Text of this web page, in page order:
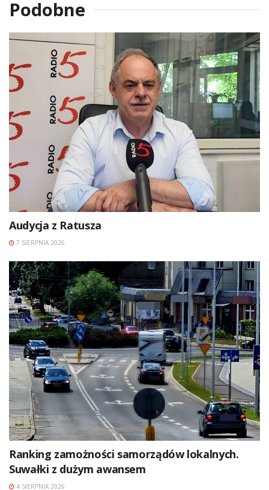
Podobne
Audycja z Ratusza
7 SIERPNIA 2026
Ranking zamożności samorządów lokalnych.
Suwałki z dużym awansem
4 SIERPNIA 2026